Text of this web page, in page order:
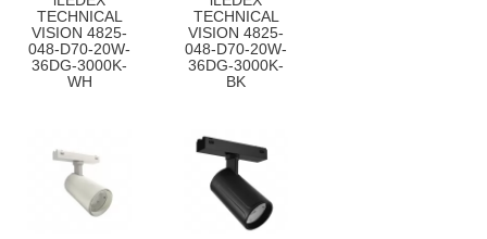
TECHNICAL
VISION 4825-
048-D70-20W-
36DG-3000K-
WH
TECHNICAL
VISION 4825-
048-D70-20W-
36DG-3000K-
BK